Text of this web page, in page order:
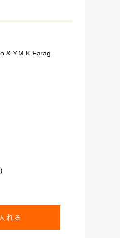
& Y.M.K.Farag